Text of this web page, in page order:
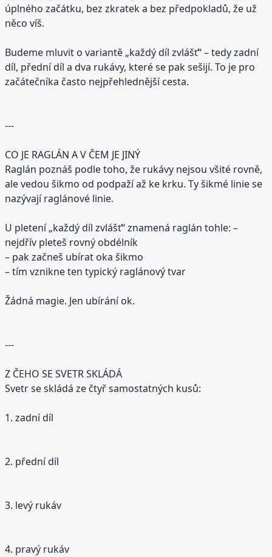
úplného začátku, bez zkratek a bez předpokladů, že už
něco víš.
Budeme mluvit o variantě „každý díl zvlášť“ – tedy zadní
díl, přední díl a dva rukávy, které se pak sešijí. To je pro
začátečníka často nejpřehlednější cesta.
---
CO JE RAGLÁN A V ČEM JE JINÝ
Raglán poznáš podle toho, že rukávy nejsou všité rovně,
ale vedou šikmo od podpaží až ke krku. Ty šikmé linie se
nazývají raglánové linie.
U pletení „každý díl zvlášť“ znamená raglán tohle: –
nejdřív pleteš rovný obdélník
– pak začneš ubírat oka šikmo
– tím vznikne ten typický raglánový tvar
Žádná magie. Jen ubírání ok.
---
Z ČEHO SE SVETR SKLÁDÁ
Svetr se skládá ze čtyř samostatných kusů:
1. zadní díl
2. přední díl
3. levý rukáv
4. pravý rukáv